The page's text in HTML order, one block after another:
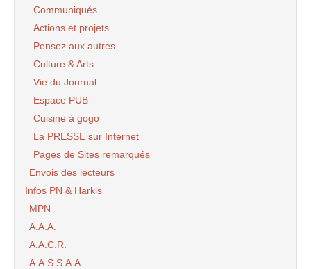
Communiqués
Actions et projets
Pensez aux autres
Culture & Arts
Vie du Journal
Espace PUB
Cuisine à gogo
La PRESSE sur Internet
Pages de Sites remarqués
Envois des lecteurs
Infos PN & Harkis
MPN
A.A.A.
A.A.C.R.
A.A.S.S.A.A